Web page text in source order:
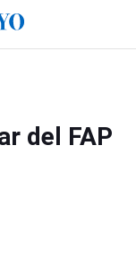
del FAP